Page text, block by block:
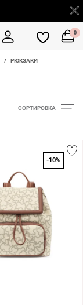
0
/ РЮКЗАКИ
СОРТИРОВКА
-10%